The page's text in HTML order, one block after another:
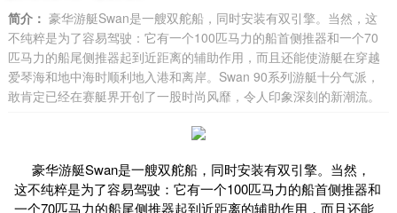
简介： 豪华游艇Swan是一艘双舵船，同时安装有双引擎。当然，这
不纯粹是为了容易驾驶：它有一个100匹马力的船首侧推器和一个70
匹马力的船尾侧推器起到近距离的辅助作用，而且还能使游艇在穿越
爱琴海和地中海时顺利地入港和离岸。Swan 90系列游艇十分气派，
敢肯定已经在赛艇界开创了一股时尚风靡，令人印象深刻的新潮流。
豪华游艇Swan是一艘双舵船，同时安装有双引擎。当然，
这不纯粹是为了容易驾驶：它有一个100匹马力的船首侧推器和
一个70匹马力的船尾侧推器起到近距离的辅助作用，而且还能